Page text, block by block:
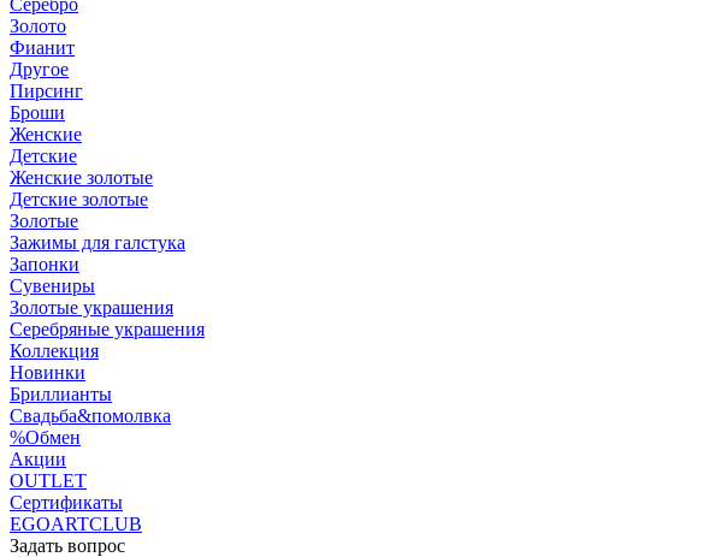
Серебро
Золото
Фианит
Другое
Пирсинг
Броши
Женские
Детские
Женские золотые
Детские золотые
Золотые
Зажимы для галстука
Запонки
Сувениры
Золотые украшения
Серебряные украшения
Коллекция
Новинки
Бриллианты
Свадьба&помолвка
%Обмен
Акции
OUTLET
Сертификаты
EGOARTCLUB
Задать вопрос